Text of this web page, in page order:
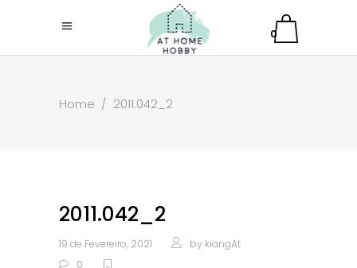
0
Home / 2011.042_2
2011.042_2
19 de Fevereiro, 2021 by kiangAt
0